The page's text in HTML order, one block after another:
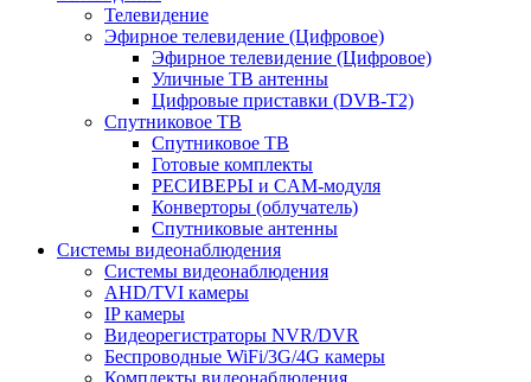
Телевидение
Эфирное телевидение (Цифровое)
Эфирное телевидение (Цифровое)
Уличные ТВ антенны
Цифровые приставки (DVB-T2)
Спутниковое ТВ
Спутниковое ТВ
Готовые комплекты
РЕСИВЕРЫ и CAM-модуля
Конверторы (облучатель)
Спутниковые антенны
Системы видеонаблюдения
Системы видеонаблюдения
AHD/TVI камеры
IP камеры
Видеорегистраторы NVR/DVR
Беспроводные WiFi/3G/4G камеры
Комплекты видеонаблюдения